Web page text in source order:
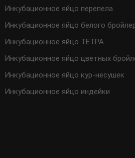
Инкубационное яйцо перепела
Инкубационное яйцо белого
Инкубационное яйцо ТЕТРА
Инкубационное яйцо цветных
Инкубационное яйцо кур-несушек
Инкубационное яйцо индейки